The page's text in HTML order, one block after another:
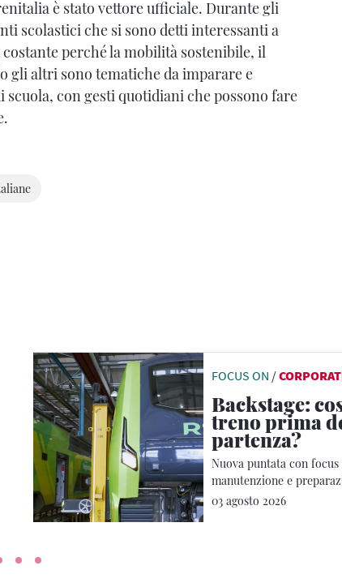
è stato vettore ufficiale. Durante gli
scolastici che si sono detti interessanti a
perché la mobilità sostenibile, il
gli altri sono tematiche da imparare e
con gesti quotidiani che possono fare
FOCUS ON /
Backstage:
treno prima
partenza?
Nuova puntata con
manutenzione e
03 agosto 2026